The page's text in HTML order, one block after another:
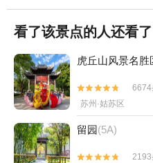
看了该景点的人还看了
虎丘山风景名胜


6674
苏州·姑苏区
留园(5A)


2193